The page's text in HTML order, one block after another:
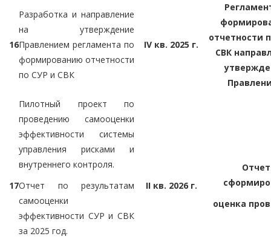
16
Разработка и направление
на утверждение
Правлением регламента по
формированию отчетности
по СУР и СВК
IV кв. 2025 г.
отчетности
СВК
17
Пилотный проект по
проведению самооценки
эффективности системы
управления рисками и
внутреннего контроля.
Отчет по результатам
самооценки
эффективности СУР и СВК
за 2025 год.
II кв. 2026 г.
Отчет
оценка